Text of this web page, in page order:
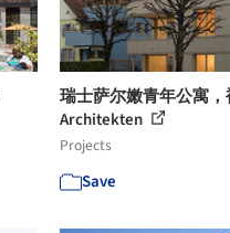
瑞士萨尔嫩青年公寓
Architekten
Projects
Save